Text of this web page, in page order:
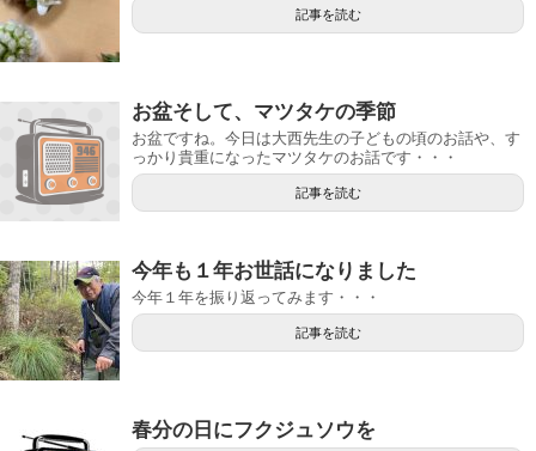
記事を読む
お盆そして、マツタケの季節
お盆ですね。今日は大西先生の子どもの頃のお話や、す
っかり貴重になったマツタケのお話です・・・
記事を読む
今年も１年お世話になりました
今年１年を振り返ってみます・・・
記事を読む
春分の日にフクジュソウを